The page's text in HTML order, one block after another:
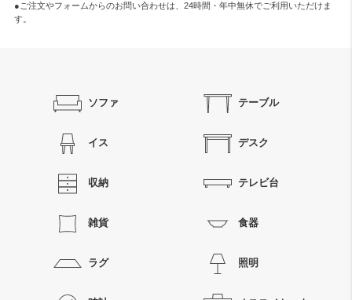
●ご注文やフォームからのお問い合わせは、 24時間・年中無休でご利用いただけま
す。
ソファ テーブル
イス デスク
収納 テレビ台
雑貨 食器
ラグ 照明